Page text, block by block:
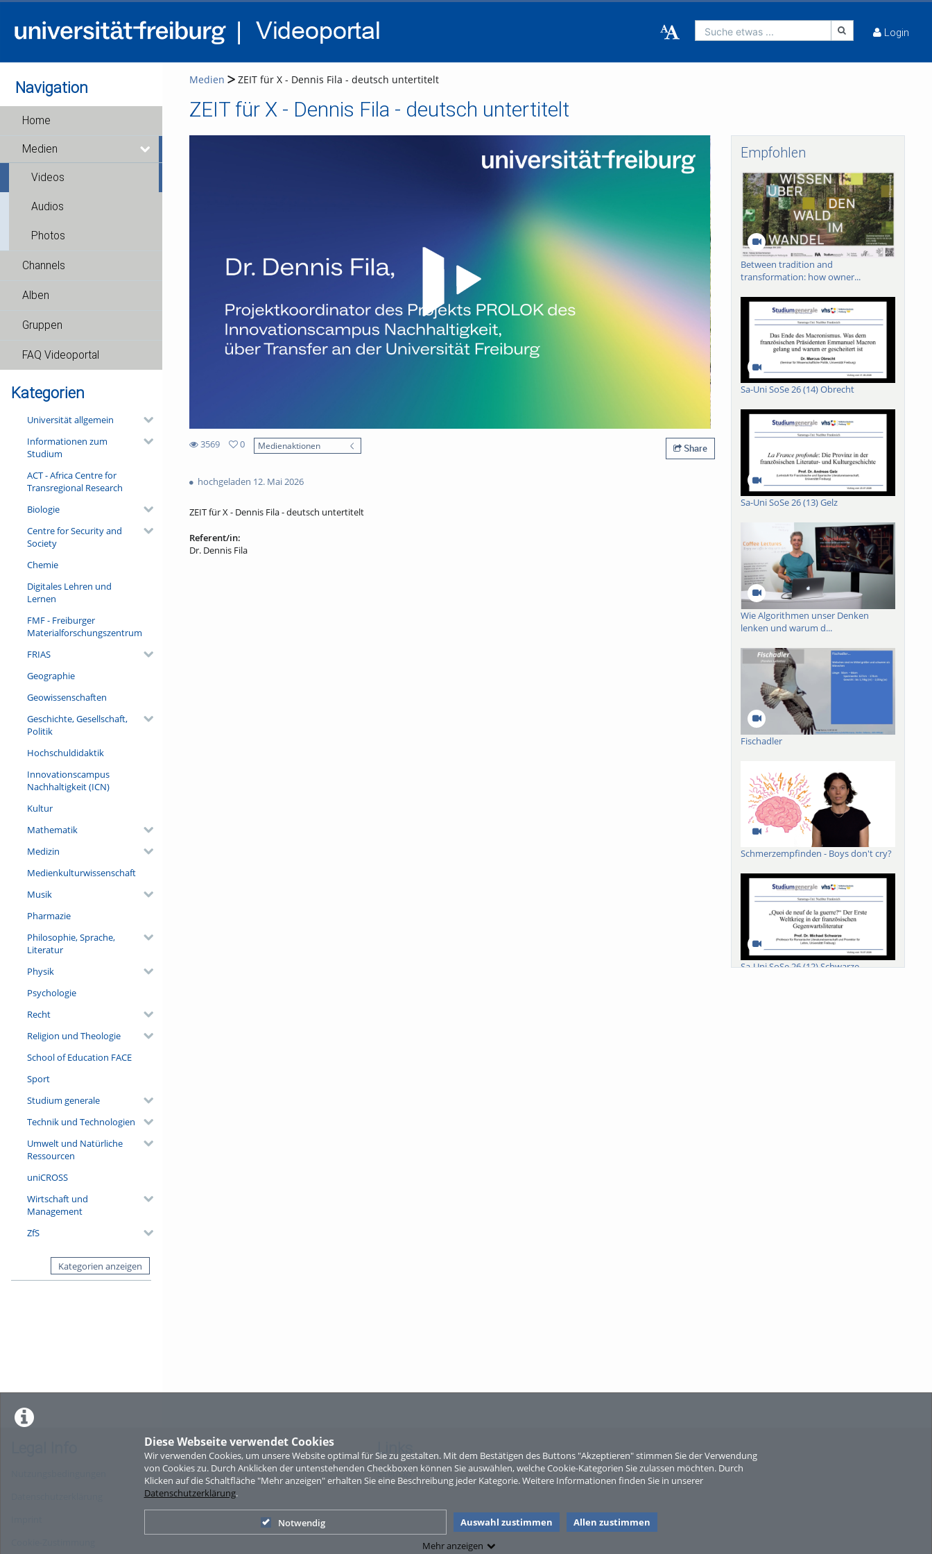
Diese Webseite verwendet Cookies
Wir verwenden Cookies, um unsere Website optimal für Sie zu gestalten. Mit dem Bestätigen des Buttons "Akzeptieren" stimmen Sie der Verwendung
von Cookies zu. Durch Anklicken der untenstehenden Checkboxen können Sie auswählen, welche Cookie-Kategorien Sie zulassen möchten. Durch
Klicken auf die Schaltfläche "Mehr anzeigen" erhalten Sie eine Beschreibung jeder Kategorie. Weitere Informationen finden Sie in unserer
Datenschutzerklärung.
Notwendig Auswahl zustimmen
Allen zustimmen
Mehr anzeigen
Suche etwas ... Login
Navigation
Home
Medien
Videos
Audios
Photos
Channels
Alben
Gruppen
FAQ Videoportal
Kategorien
Universität allgemein
Informationen zum
Studium
ACT - Africa Centre for
Transregional Research
Biologie
Centre for Security and
Society
Chemie
Digitales Lehren und
Lernen
FMF - Freiburger
Materialforschungszentrum
FRIAS
Geographie
Geowissenschaften
Geschichte, Gesellschaft,
Politik
Hochschuldidaktik
Innovationscampus
Nachhaltigkeit (ICN)
Kultur
Mathematik
Medizin
Medienkulturwissenschaft
Musik
Pharmazie
Philosophie, Sprache,
Literatur
Physik
Psychologie
Recht
Religion und Theologie
School of Education FACE
Sport
Studium generale
Technik und Technologien
Umwelt und Natürliche
Ressourcen
uniCROSS
Wirtschaft und
Management
ZfS
Kategorien anzeigen
Medien ZEIT für X - Dennis Fila - deutsch untertitelt
ZEIT für X - Dennis Fila - deutsch untertitelt
Video abspielen
3569
views
0
Medienaktionen Share
hochgeladen 12. Mai 2026
ZEIT für X - Dennis Fila - deutsch untertitelt
Referent/in:
Dr. Dennis Fila
Empfohlen
Between tradition and
transformation: how owner...
Sa-Uni SoSe 26 (14) Obrecht
Sa-Uni SoSe 26 (13) Gelz
Wie Algorithmen unser Denken
lenken und warum d...
Fischadler
Schmerzempfinden - Boys don't cry?
Sa-Uni SoSe 26 (12) Schwarze
Sperber
Links
Sitemap